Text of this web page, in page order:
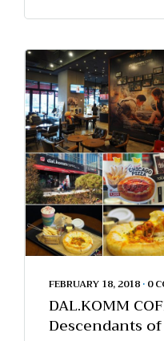
FEBRUARY 18, 2018 • 0
DAL.KOMM
Descendants